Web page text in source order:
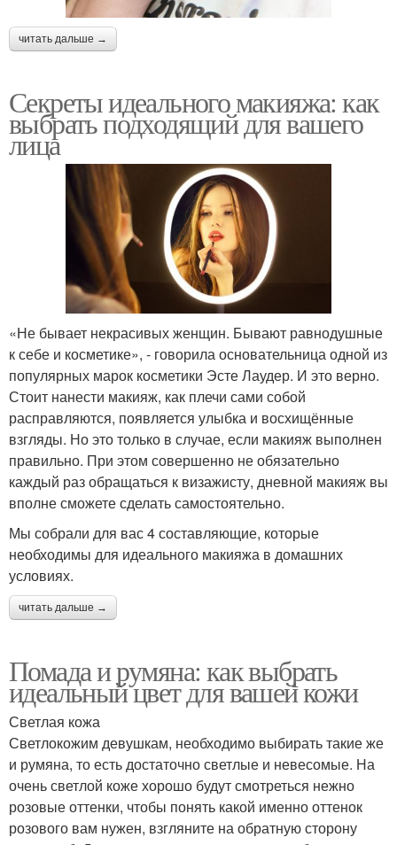
читать дальше →
Секреты идеального макияжа: как
выбрать подходящий для вашего
лица
«Не бывает некрасивых женщин. Бывают равнодушные
к себе и косметике», - говорила основательница одной из
популярных марок косметики Эсте Лаудер. И это верно.
Стоит нанести макияж, как плечи сами собой
расправляются, появляется улыбка и восхищённые
взгляды. Но это только в случае, если макияж выполнен
правильно. При этом совершенно не обязательно
каждый раз обращаться к визажисту, дневной макияж вы
вполне сможете сделать самостоятельно.
Мы собрали для вас 4 составляющие, которые
необходимы для идеального макияжа в домашних
условиях.
читать дальше →
Помада и румяна: как выбрать
идеальный цвет для вашей кожи
Светлая кожа
Светлокожим девушкам, необходимо выбирать такие же
и румяна, то есть достаточно светлые и невесомые. На
очень светлой коже хорошо будут смотреться нежно
розовые оттенки, чтобы понять какой именно оттенок
розового вам нужен, взгляните на обратную сторону